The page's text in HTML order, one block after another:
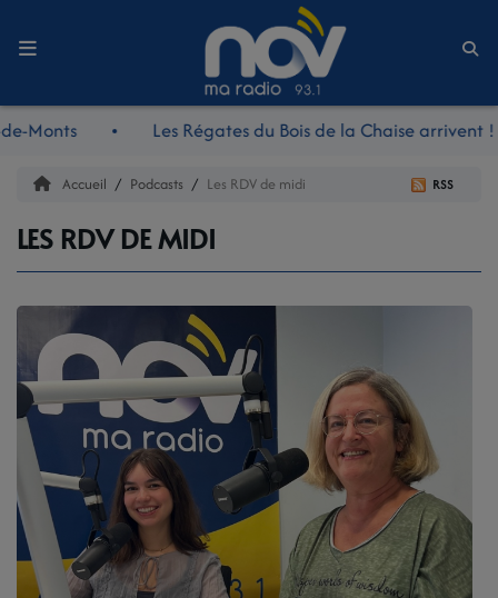
Monts Les Régates du Bois de la Chaise arrivent !
Accueil
LE JOURNAL
LES RDV DE MIDI
LES REPORTAGES
LES NOUVEAUTÉS NOV
LA RADIO
L'ÉQUIPE
LES BÉNÉVOLES
LA GRILLE DES PROGRAMMES
Accueil Podcasts Les RDV de midi RSS
LES RDV DE MIDI